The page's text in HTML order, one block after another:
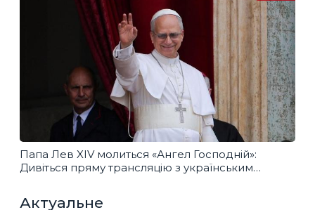
Папа Лев XIV молиться «Ангел Господній»:
Дивіться пряму трансляцію з українським
Актуальне